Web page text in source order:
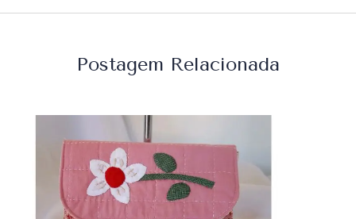
Postagem Relacionada